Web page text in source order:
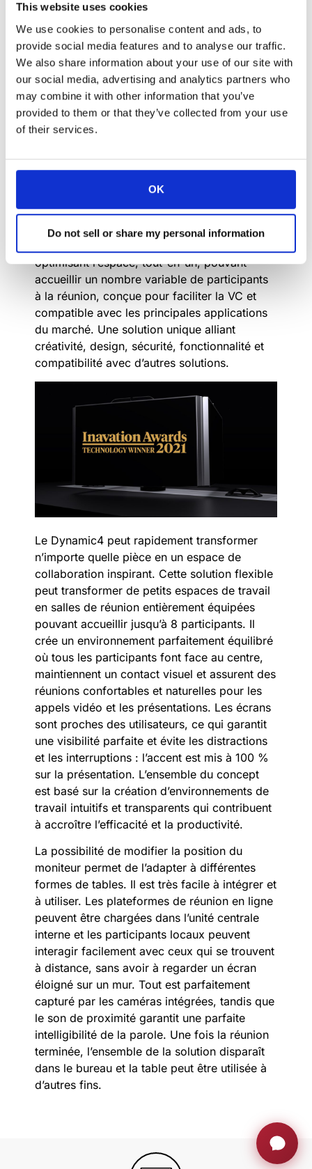
This website uses cookies
We use cookies to personalise content and ads, to
provide social media features and to analyse our traffic.
We also share information about your use of our site with
our social media, advertising and analytics partners who
may combine it with other information that you’ve
provided to them or that they’ve collected from your use
of their services.
OK
Do not sell or share my personal information
catégorie « Communication et
collaboration ». Nous tenons à vous
REMERCIER pour vos votes !!!!
https://www.youtube.com/watch?
v=VljHfC1eibU
Les organisateurs estiment que les pressions
exercées par la pandémie ont eu un impact et
essentiel dans le succès de l’intégration plus
rapide des réunions au sein de l’équipe
C’est exactement l’essence de Dynamic4 :
optimisant l’espace, tout-en-un, pouvant
accueillir un nombre variable de participants
à la réunion, conçue pour faciliter la VC et
compatible avec les principales applications
du marché. Une solution unique alliant
créativité, design, sécurité, fonctionnalité et
compatibilité avec d’autres solutions.
Le Dynamic4 peut rapidement transformer
n’importe quelle pièce en un espace de
collaboration inspirant. Cette solution flexible
peut transformer de petits espaces de travail
en salles de réunion entièrement équipées
pouvant accueillir jusqu’à 8 participants. Il
crée un environnement parfaitement équilibré
où tous les participants font face au centre,
maintiennent un contact visuel et assurent des
réunions confortables et naturelles pour les
appels vidéo et les présentations. Les écrans
sont proches des utilisateurs, ce qui garantit
une visibilité parfaite et évite les distractions
et les interruptions : l’accent est mis à 100 %
sur la présentation. L’ensemble du concept
est basé sur la création d’environnements de
travail intuitifs et transparents qui contribuent
à accroître l’efficacité et la productivité.
La possibilité de modifier la position du
moniteur permet de l’adapter à différentes
formes de tables. Il est très facile à intégrer et
à utiliser. Les plateformes de réunion en ligne
peuvent être chargées dans l’unité centrale
interne et les participants locaux peuvent
interagir facilement avec ceux qui se trouvent
à distance, sans avoir à regarder un écran
éloigné sur un mur. Tout est parfaitement
capturé par les caméras intégrées, tandis que
le son de proximité garantit une parfaite
intelligibilité de la parole. Une fois la réunion
terminée, l’ensemble de la solution disparaît
dans le bureau et la table peut être utilisée à
d’autres fins.